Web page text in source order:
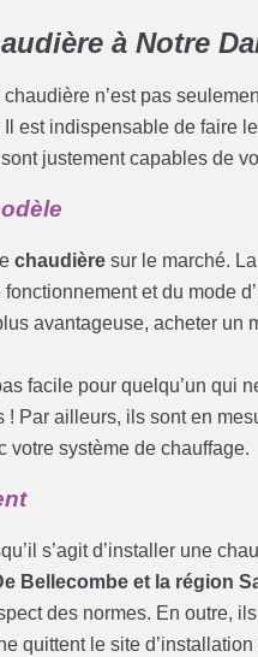
à Notre
n’est pas
est indispensable de faire
sont justement capables de
chaudière sur le marché.
et du mode
avantageuse, acheter un
facile pour quelqu’un qui
! Par ailleurs, ils sont en
votre système de chauffage.
s’agit d’installer une
Bellecombe et la région
des normes. En outre,
quittent le site